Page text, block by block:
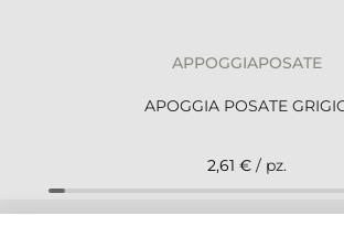
APPOGGIAPOSATE
APOGGIA POSATE
2,61 € / pz.